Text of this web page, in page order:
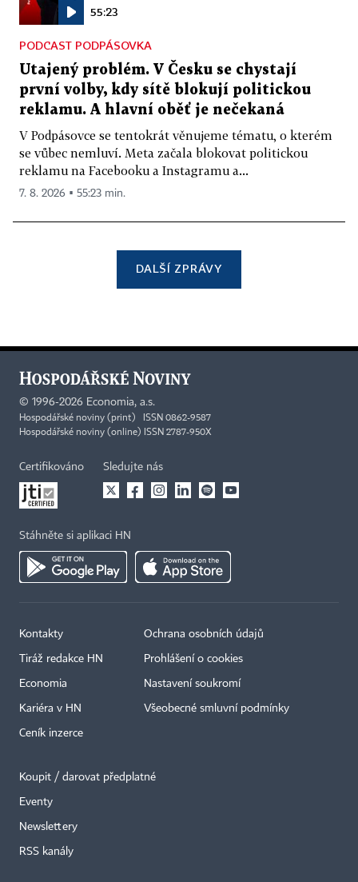
55:23
PODCAST PODPÁSOVKA
Utajený problém. V Česku se chystají
první volby, kdy sítě blokují politickou
reklamu. A hlavní oběť je nečekaná
V Podpásovce se tentokrát věnujeme tématu, o kterém
se vůbec nemluví. Meta začala blokovat politickou
reklamu na Facebooku a Instagramu a...
7. 8. 2026 ▪ 55:23 min.
DALŠÍ ZPRÁVY
© 1996-2026 Economia, a.s.
Hospodářské noviny (print) ISSN 0862-9587
Hospodářské noviny (online) ISSN 2787-950X
Certifikováno Sledujte nás
Stáhněte si aplikaci HN
Kontakty
Tiráž redakce HN
Economia
Kariéra v HN
Ceník inzerce
Ochrana osobních údajů
Prohlášení o cookies
Nastavení soukromí
Všeobecné smluvní podmínky
Koupit / darovat předplatné
Eventy
Newslettery
RSS kanály